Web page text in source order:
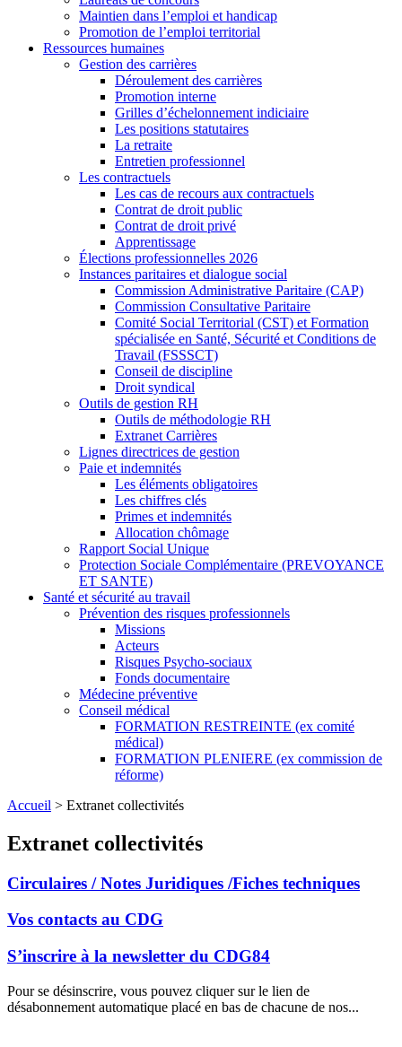
Maintien dans l’emploi et handicap
Promotion de l’emploi territorial
Ressources humaines
Gestion des carrières
Déroulement des carrières
Promotion interne
Grilles d’échelonnement indiciaire
Les positions statutaires
La retraite
Entretien professionnel
Les contractuels
Les cas de recours aux contractuels
Contrat de droit public
Contrat de droit privé
Apprentissage
Élections professionnelles 2026
Instances paritaires et dialogue social
Commission Administrative Paritaire (CAP)
Commission Consultative Paritaire
Comité Social Territorial (CST) et Formation
spécialisée en Santé, Sécurité et Conditions de
Travail (FSSSCT)
Conseil de discipline
Droit syndical
Outils de gestion RH
Outils de méthodologie RH
Extranet Carrières
Lignes directrices de gestion
Paie et indemnités
Les éléments obligatoires
Les chiffres clés
Primes et indemnités
Allocation chômage
Rapport Social Unique
Protection Sociale Complémentaire (PREVOYANCE
ET SANTE)
Santé et sécurité au travail
Prévention des risques professionnels
Missions
Acteurs
Risques Psycho-sociaux
Fonds documentaire
Médecine préventive
Conseil médical
FORMATION RESTREINTE (ex comité
médical)
FORMATION PLENIERE (ex commission de
réforme)
Accueil > Extranet collectivités
Extranet collectivités
Circulaires / Notes Juridiques /Fiches techniques
Vos contacts au CDG
S’inscrire à la newsletter du CDG84
Pour se désinscrire, vous pouvez cliquer sur le lien de
désabonnement automatique placé en bas de chacune de nos...